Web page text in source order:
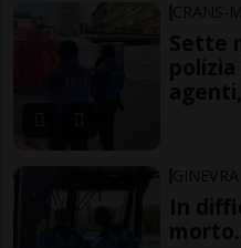
CRANS-
Sette
GINEVRA
In